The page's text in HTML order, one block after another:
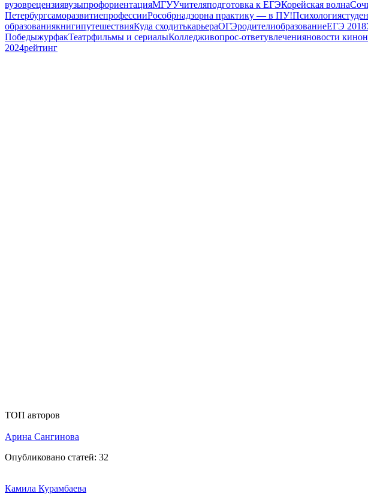
вузоврецензиявузыпрофориентацияМГУУчителяподготовка к ЕГЭКорейская волна
ПетербургсаморазвитиепрофессииРособрнадзорна практику — в ПУ!Психология
образованиякнигипутешествияКуда сходитькарьераОГЭродителиобразованиеЕГЭ 2018
ПобедыжурфакТеатрфильмы и сериалыКолледживопрос-ответувлеченияновости
2024рейтинг
ТОП авторов
Арина Сангинова
Опубликовано статей: 32
Камила Курамбаева